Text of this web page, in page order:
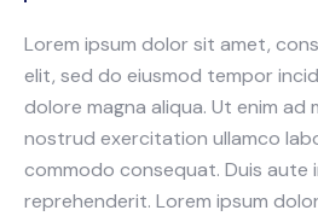
Lorem ipsum dolor sit amet,
elit, sed do eiusmod tempor
dolore magna aliqua. Ut enim ad
nostrud exercitation ullamco
commodo consequat. Duis aute
reprehenderit. Lorem ipsum